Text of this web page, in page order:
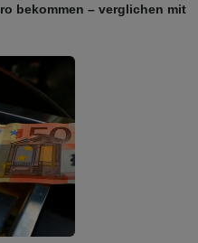
bekommen – verglichen mit